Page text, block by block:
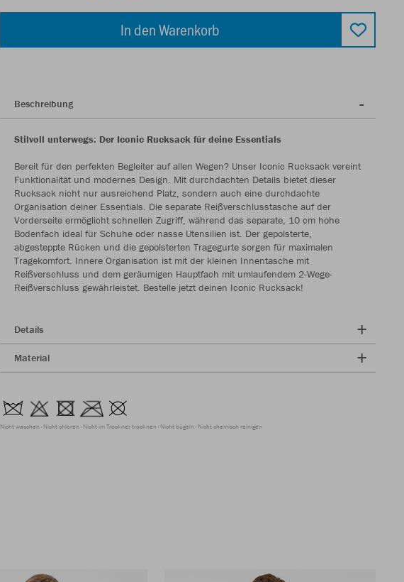
In den Warenkorb
Beschreibung
Stilvoll unterwegs: Der Iconic Rucksack für deine Essentials
Bereit für den perfekten Begleiter auf allen Wegen? Unser Iconic Rucksack vereint
Funktionalität und modernes Design. Mit durchdachten Details bietet dieser
Rucksack nicht nur ausreichend Platz, sondern auch eine durchdachte
Organisation deiner Essentials. Die separate Reißverschlusstasche auf der
Vorderseite ermöglicht schnellen Zugriff, während das separate, 10 cm hohe
Bodenfach ideal für Schuhe oder nasse Utensilien ist. Der gepolsterte,
abgesteppte Rücken und die gepolsterten Tragegurte sorgen für maximalen
Tragekomfort. Innere Organisation ist mit der kleinen Innentasche mit
Reißverschluss und dem geräumigen Hauptfach mit umlaufendem 2-Wege-
Reißverschluss gewährleistet. Bestelle jetzt deinen Iconic Rucksack!
Details
Material
Nicht waschen Nicht chloren Nicht im Trockner trocknen Nicht bügeln Nicht chemisch reinigen